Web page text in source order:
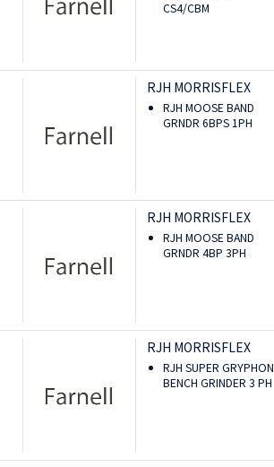
CS4/CBM
RJH MORRISFLEX
RJH MOOSE BAND
GRNDR 6BPS 1PH
RJH MORRISFLEX
RJH MOOSE BAND
GRNDR 4BP 3PH
RJH MORRISFLEX
RJH SUPER GRYPHON
BENCH GRINDER 3 PH